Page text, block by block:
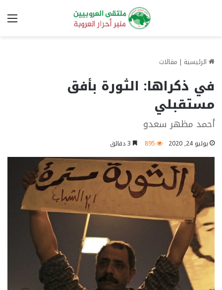
الرئيسية | مقالات
في ذكراها: الثورة بأفق
مستقبلي
أحمد مظهر سعدو
يوليو 24, 2020 895